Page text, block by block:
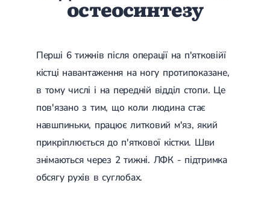
Гострі респіраторні захворювання (ГРЗ)
Бронхіт
Хронічний бронхіт
Гострий бронхіт
Бронхіт у дорослих
ГРВІ
ГРВІ у дорослих
Аденовірусна інфекція
Ротавірусна інфекція
Ортопедія і травматологія
остеосинтезу
Перші 6 тижнів після операції на п'ятковійї
кістці навантаження на ногу протипоказане,
в тому числі і на передній відділ стопи. Це
пов'язано з тим, що коли людина стає
навшпиньки, працює литковий м'яз, який
прикріплюється до п'яткової кістки. Шви
знімаються через 2 тижні. ЛФК - підтримка
обсягу рухів в суглобах.